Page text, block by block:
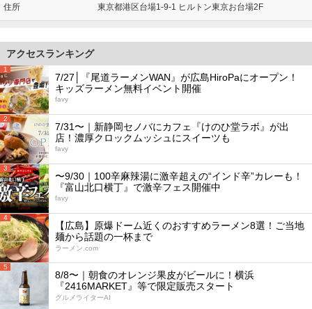
住所 東京都港区台場1-9-1 ヒルトン東京お台場2F
アクセスランキング
1
7/27│『尾道ラーメンWAN』が広島HiroPaにオープン！
キッズラーメン無料イベント開催
favy
2
7/31〜｜新静岡セノバにカフェ『けのひ堂ラボ』が出
店！濃厚クロックムッシュにスイーツも
favy
3
〜9/30｜100辛麻辣湯に激辛超えの“インド辛”カレーも！
『富山北口横丁』で激辛フェス開催中
favy
4
【広島】原爆ドーム近くのおすすめラーメン8選！ご当地
麺から話題の一杯まで
ラーメン.com
5
8/8〜｜朝食のオレンジ果皮がビールに！横浜
『2416MARKET』等で限定販売スタート
グルメライターAI